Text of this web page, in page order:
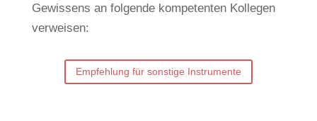
Gewissens an folgende kompetenten Kollegen
verweisen:
Empfehlung für sonstige Instrumente